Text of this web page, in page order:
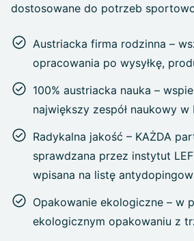
dostosowane do potrzeb
Austriacka firma rodzinna –
opracowania po wysyłkę,
100% austriacka nauka –
największy zespół naukowy w
Radykalna jakość – KAŻDA
sprawdzana przez instytut
wpisana na listę
Opakowanie ekologiczne – w
ekologicznym opakowaniu z